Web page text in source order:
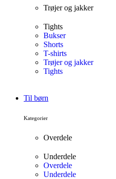
Trøjer og jakker
Tights
Bukser
Shorts
T-shirts
Trøjer og jakker
Tights
Til børn
Kategorier
Overdele
Underdele
Overdele
Underdele